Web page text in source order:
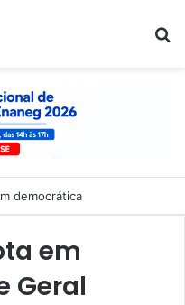
democrática
em
Geral